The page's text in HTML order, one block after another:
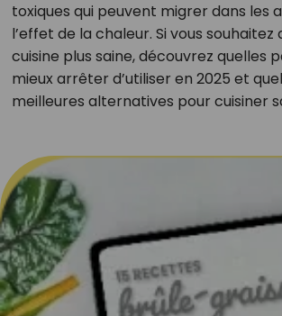
toxiques qui peuvent migrer dans les
l’effet de la chaleur. Si vous
cuisine plus saine, découvrez quelles
mieux arrêter d’utiliser en 2025 et
meilleures alternatives pour cuisiner